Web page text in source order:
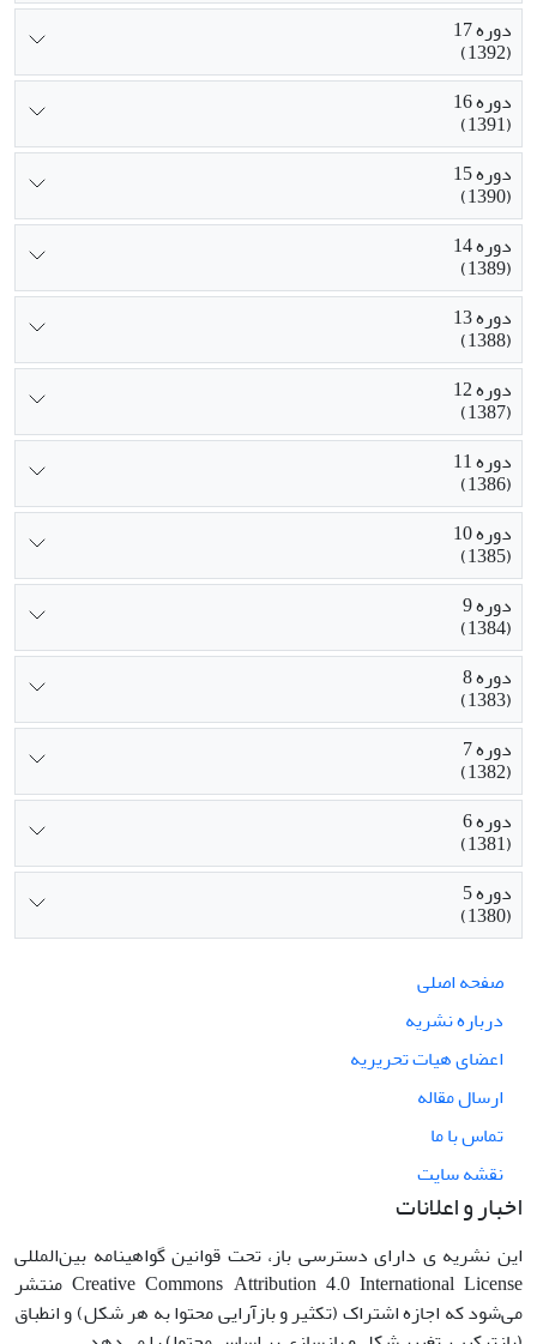
دوره 17
(1392)
دوره 16
(1391)
دوره 15
(1390)
دوره 14
(1389)
دوره 13
(1388)
دوره 12
(1387)
دوره 11
(1386)
دوره 10
(1385)
دوره 9
(1384)
دوره 8
(1383)
دوره 7
(1382)
دوره 6
(1381)
دوره 5
(1380)
صفحه اصلی
درباره نشریه
اعضای هیات تحریریه
ارسال مقاله
تماس با ما
نقشه سایت
اخبار و اعلانات
این نشریه ی دارای دسترسی باز، تحت قوانین گواهینامه بین‌المللی
Creative Commons Attribution 4.0 International License منتشر
می‌شود که اجازه اشتراک (تکثیر و بازآرایی محتوا به هر شکل) و انطباق